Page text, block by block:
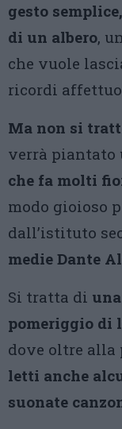
gesto
di un albero,
che vuole
ricordi
Ma non si
verrà piantato
che fa molti
modo gioioso
dall’istituto
medie Dante
Si tratta di
pomeriggio di
dove oltre alla
letti anche
suonate